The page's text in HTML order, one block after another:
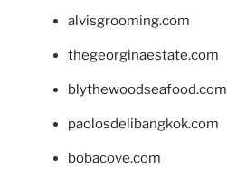
alvisgrooming.com
thegeorginaestate.com
blythewoodseafood.com
paolosdelibangkok.com
bobacove.com